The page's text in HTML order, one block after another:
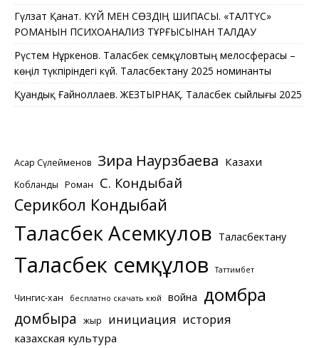
Гүлзат Қанат. КҮЙ МЕН СӨЗДІҢ ШИПАСЫ. «ТАЛТҮС»
РОМАНЫН ПСИХОАНАЛИЗ ТҰРҒЫСЫНАН ТАЛДАУ
Рүстем Нұркенов. Таласбек Әсемқұловтың мелосферасы –
көңіл түкпіріндегі күй. Таласбектану 2025 номинанты
Қуандық Ғайноллаев. ЖЕЗТЫРНАҚ. Таласбек сыйлығы 2025
Асқар Сүлейменов Зира Наурзбаева Казахи
Кобланды Роман С. Кондыбай
Серикбол Кондыбай
Таласбек Асемкулов Таласбектану
Таласбек Әсемқұлов Таттимбет
Чингис-хан бесплатно скачать кюй война домбра
домбыра жыр инициация история
казахская культура